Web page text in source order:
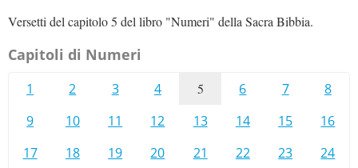
Versetti del capitolo 5 del libro "Numeri" della Sacra Bibbia.
Capitoli di Numeri
1 2 3 4 5 6 7
8
9
10 11 12 13 14 15
16
17
18 19 20 21 22 23
24